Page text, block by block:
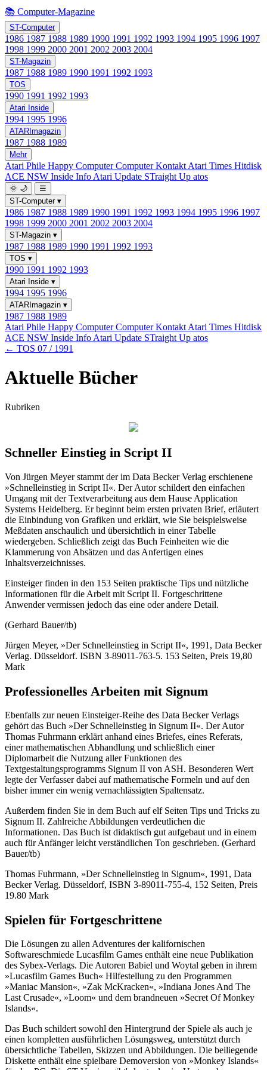
📚 Computer-Magazine
ST-Computer
1986 1987 1988 1989 1990 1991 1992 1993 1994 1995 1996 1997
1998 1999 2000 2001 2002 2003 2004
ST-Magazin
1987 1988 1989 1990 1991 1992 1993
TOS
1990 1991 1992 1993
Atari Inside
1994 1995 1996
ATARImagazin
1987 1988 1989
Mehr
Atari Phile Happy ComputerComputer Kontakt Atari Times Hitdisk
ACE NSW Inside Info Atari Update STraight Up atos
🌞 🌙
☰
ST-Computer ▾
1986 1987 1988 1989 1990 1991 1992 1993 1994 1995 1996 1997
1998 1999 2000 2001 2002 2003 2004
ST-Magazin ▾
1987 1988 1989 1990 1991 1992 1993
TOS ▾
1990 1991 1992 1993
Atari Inside ▾
1994 1995 1996
ATARImagazin ▾
1987 1988 1989
Atari Phile Happy ComputerComputer Kontakt Atari Times Hitdisk
ACE NSW Inside Info Atari Update STraight Up atos
← TOS 07 / 1991
Aktuelle Bücher
Rubriken
Schneller Einstieg in Script II
Von Jürgen Meyer stammt der im Data Becker Verlag erschienene
»Schnelleinstieg in Script II«. Der Autor schildert den einfachen
Umgang mit der Textverarbeitung aus dem Hause Application
Systems Heidelberg. Er beginnt beim ersten privaten Brief, erläutert
die Einbindung von Grafiken und erklärt, wie Sie beispielsweise
Meßdaten anschaulich und übersichtlich in einer Tabelle
wiedergeben. Schließlich zeigt das Buch Feinheiten wie die
Klammerung von Absätzen und das Anfertigen eines
Inhaltsverzeichnisses.
Einsteiger finden in den 153 Seiten praktische Tips und nützliche
Informationen für die Arbeit mit Script II. Fortgeschrittene
Anwender vermissen jedoch das eine oder andere Detail.
(Gerhard Bauer/tb)
Jürgen Meyer, »Der Schnelleinstieg in Script II«, 1991, Data Becker
Verlag. Düsseldorf. ISBN 3-89011-763-5. 153 Seiten, Preis 19,80
Mark
Professionelles Arbeiten mit Signum
Ebenfalls zur neuen Einsteiger-Reihe des Data Becker Verlags
gehört das Buch »Der Schnelleinstieg in Signum II«. Der Autor
Thomas Fuhrmann erklärt anhand eines Briefes, eines Referats,
einer mathematischen Abhandlung und schließlich einer
Diplomarbeit die Nutzung aller Funktionen des
Textgestaltungsprogramms Signum II von ASH. Besonderen Wert
legte der Verfasser dabei auf mathematische Formeln und auf den
bisher immer ein wenig vernachlässigten Spaltensatz.
Außerdem finden Sie in dem Buch auf elf Seiten Tips und Tricks zu
Signum II. Zahlreiche Abbildungen verdeutlichen die
Informationen. Das Buch ist didaktisch gut aufgebaut und in einem
auch für Anfänger leicht verständlichen Ton geschrieben. (Gerhard
Bauer/tb)
Thomas Fuhrmann, »Der Schnelleinstieg in Signum«, 1991, Data
Becker Verlag. Düsseldorf, ISBN 3-89011-755-4, 152 Seiten, Preis
19.80 Mark
Spielen für Fortgeschrittene
Die Lösungen zu allen Adventures der kalifornischen
Softwareschmiede Lucasfilm Games enthält eine neue Publikation
des Sybex-Verlags. Die Autoren Babiel und Woytal geben in ihrem
»Lucasfilm Games Buch« Hilfestellung zu den Programmen
»Maniac Mansion«, »Zak McKracken«, »Indiana Jones And The
Last Crusade«, »Loom« und dem brandneuen »Secret Of Monkey
Islands«.
Das Buch schildert sowohl den Hintergrund der Spiele als auch je
einen kompletten ausführlichen Lösungsweg, unterstützt durch
übersichtliche Tabellen, Skizzen und Abbildungen. Die beiliegende
Diskette enthält eine spielbare Demoversion von »Monkey Islands«